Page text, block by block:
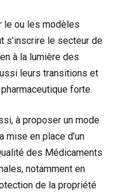
le ou les modèles
s’inscrire le secteur de
à la lumière des
leurs transitions et
forte.
à proposer un mode
mise en place d’un
des Médicaments
notamment en
de la propriété